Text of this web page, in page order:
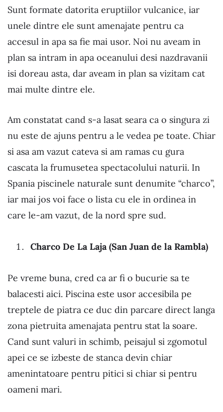
Sunt formate datorita eruptiilor vulcanice, iar
unele dintre ele sunt amenajate pentru ca
accesul in apa sa fie mai usor. Noi nu aveam in
plan sa intram in apa oceanului desi nazdravanii
isi doreau asta, dar aveam in plan sa vizitam cat
mai multe dintre ele.
Am constatat cand s-a lasat seara ca o singura zi
nu este de ajuns pentru a le vedea pe toate. Chiar
si asa am vazut cateva si am ramas cu gura
cascata la frumusetea spectacolului naturii. In
Spania piscinele naturale sunt denumite “charco”,
iar mai jos voi face o lista cu ele in ordinea in
care le-am vazut, de la nord spre sud.
Charco De La Laja (San Juan de la Rambla)
Pe vreme buna, cred ca ar fi o bucurie sa te
balacesti aici. Piscina este usor accesibila pe
treptele de piatra ce duc din parcare direct langa
zona pietruita amenajata pentru stat la soare.
Cand sunt valuri in schimb, peisajul si zgomotul
apei ce se izbeste de stanca devin chiar
amenintatoare pentru pitici si chiar si pentru
oameni mari.